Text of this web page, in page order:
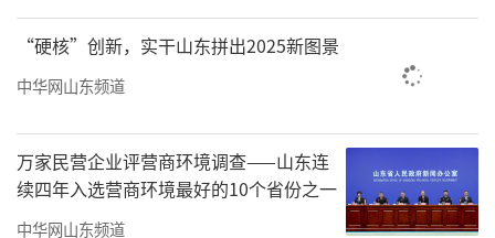
到90%以上；民营资本首次进入核电等领域。
今年2月，根据山东省委、省政府安排部
署，山东省发展改革委会同省有关部门，研究
起草了《关于加快建设绿色低碳高质量发展先
行区的意见》（以下简称“《意见》”），并
“硬核”创新，实干山东拼出2025新图景
中华网山东频道
万家民营企业评营商环境调查——山东连
续四年入选营商环境最好的10个省份之一
中华网山东频道